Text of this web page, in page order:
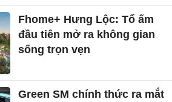
Fhome+ Hưng Lộc: Tổ ấm
đầu tiên mở ra không gian
sống trọn vẹn
Green SM chính thức ra mắt